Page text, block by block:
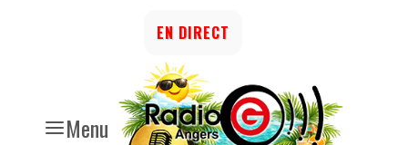
Menu
EN DIRECT